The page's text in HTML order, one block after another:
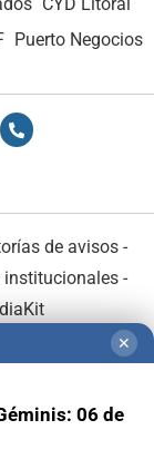
CYD Litoral
Puerto Negocios
de avisos -
institucionales-
✕
06 de